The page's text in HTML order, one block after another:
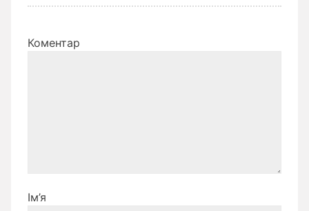
Коментар
Ім’я